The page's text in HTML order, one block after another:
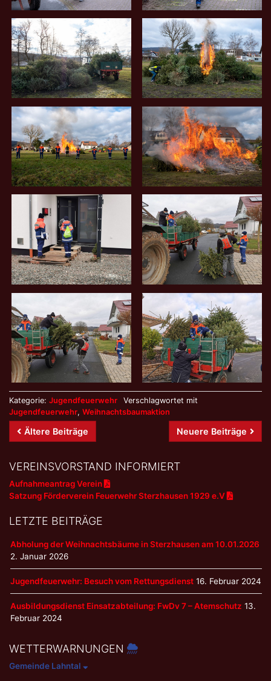
Kategorie: Jugendfeuerwehr
Verschlagwortet mit
Jugendfeuerwehr, Weihnachtsbaumaktion
Beitrags-
Navigation
Ältere Beiträge Neuere Beiträge
VEREINSVORSTAND INFORMIERT
Aufnahmeantrag Verein
Satzung Förderverein Feuerwehr Sterzhausen 1929 e.V
LETZTE BEITRÄGE
Abholung der Weihnachtsbäume in Sterzhausen am 10.01.2026
2. Januar 2026
Jugendfeuerwehr: Besuch vom Rettungsdienst 16. Februar 2024
Ausbildungsdienst Einsatzabteilung: FwDv 7 – Atemschutz 13.
Februar 2024
WETTERWARNUNGEN
Gemeinde Lahntal